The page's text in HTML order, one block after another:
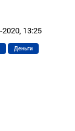
2020, 13:25
Деньги